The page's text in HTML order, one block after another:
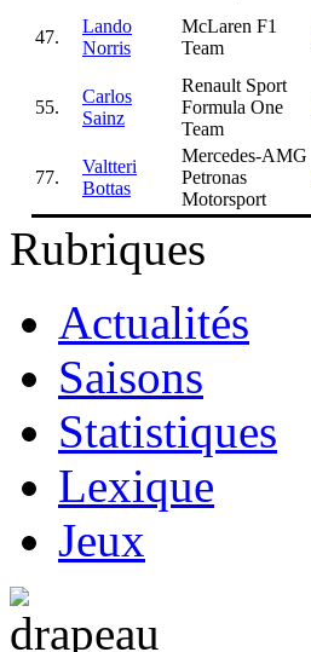
47.
Lando
Norris
McLaren F1
Team
55.
Carlos
Sainz
Renault Sport
Formula One
Team
77.
Valtteri
Bottas
Mercedes-AMG
Petronas
Motorsport
Rubriques
Actualités
Saisons
Statistiques
Lexique
Jeux